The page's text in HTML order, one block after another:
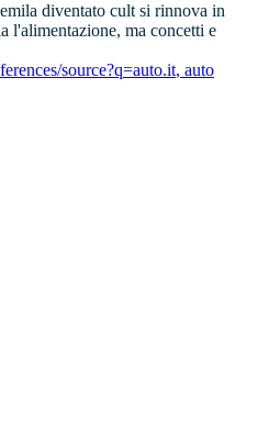
diventato cult si rinnova in
l'alimentazione, ma concetti e
source?q=auto.it, auto